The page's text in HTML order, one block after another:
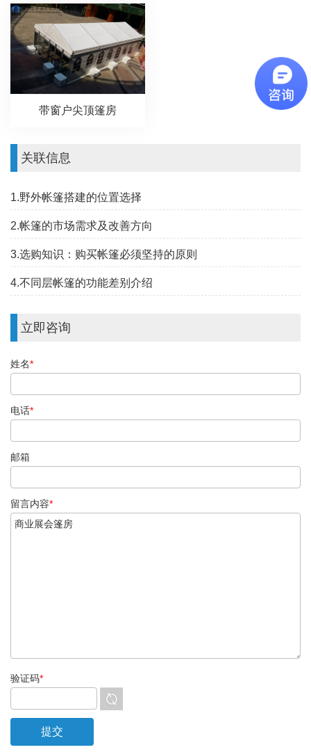
带窗户尖顶篷房
关联信息
1.野外帐篷搭建的位置选择
2.帐篷的市场需求及改善方向
3.选购知识：购买帐篷必须坚持的原则
4.不同层帐篷的功能差别介绍
立即咨询
姓名*
电话*
邮箱
留言内容*
验证码*